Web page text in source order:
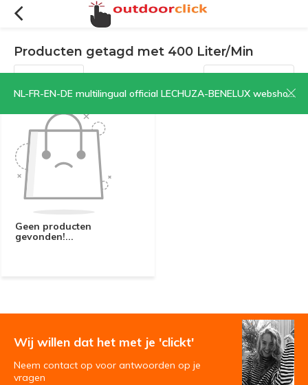
NL-FR-EN-DE multilingual official LECHUZA-BENELUX webshop | CLICK HERE NOW!
Producten getagd met 400 Liter/Min
Filters Sorteren op:
Geen producten
gevonden!...
Wij willen dat het met je 'clickt'
Neem contact op voor antwoorden op je
vragen